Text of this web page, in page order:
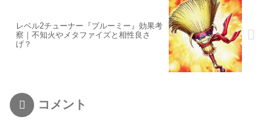
レベル2チューナー『ブルーミー』効果考
察｜不知火やメタファイズと相性良さ
げ？
コメント